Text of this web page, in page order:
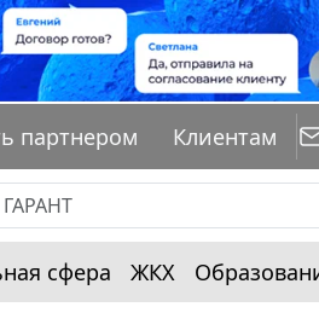
партнером Клиентам
сфера ЖКХ